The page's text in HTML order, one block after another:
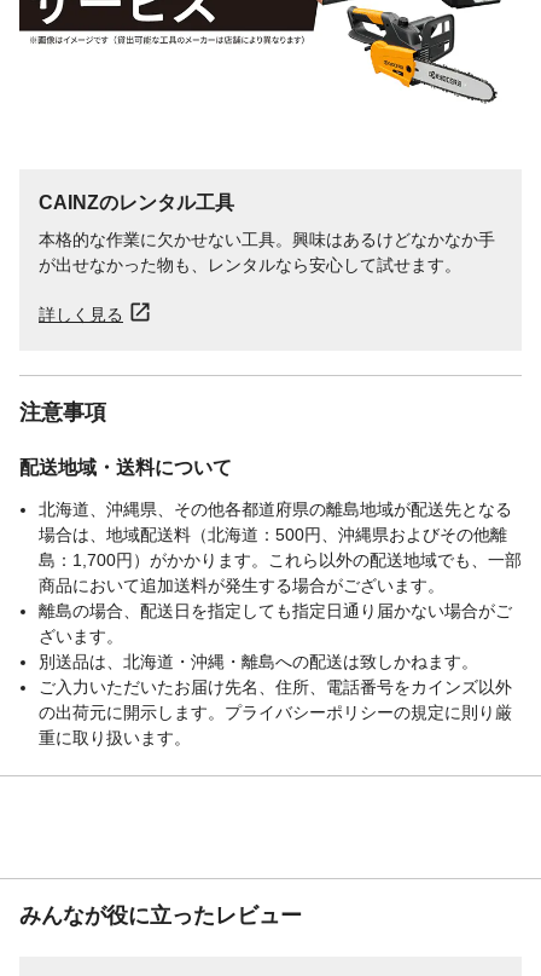
CAINZのレンタル工具
本格的な作業に欠かせない工具。興味はあるけどなかなか手
が出せなかった物も、レンタルなら安心して試せます。
詳しく見る
注意事項
配送地域・送料について
北海道、沖縄県、その他各都道府県の離島地域が配送先となる
場合は、地域配送料（北海道：500円、沖縄県およびその他離
島：1,700円）がかかります。これら以外の配送地域でも、一部
商品において追加送料が発生する場合がございます。
離島の場合、配送日を指定しても指定日通り届かない場合がご
ざいます。
別送品は、北海道・沖縄・離島への配送は致しかねます。
ご入力いただいたお届け先名、住所、電話番号をカインズ以外
の出荷元に開示します。プライバシーポリシーの規定に則り厳
重に取り扱います。
みんなが役に立ったレビュー